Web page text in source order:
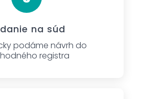
na súd
podáme návrh do
registra